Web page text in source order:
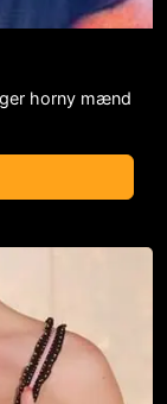
horny mænd